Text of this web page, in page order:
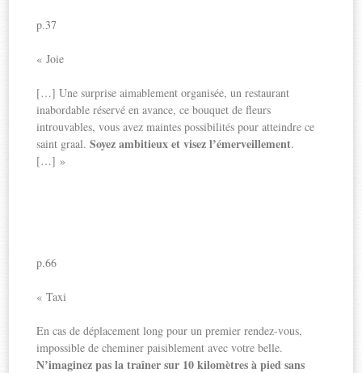
p.37
« Joie
[…] Une surprise aimablement organisée, un restaurant
inabordable réservé en avance, ce bouquet de fleurs
introuvables, vous avez maintes possibilités pour atteindre ce
saint graal.Soyez ambitieux et visez l’émerveillement.
[…] »
p.66
« Taxi
En cas de déplacement long pour un premier rendez-vous,
impossible de cheminer paisiblement avec votre belle.
N’imaginez pas la traîner sur 10 kilomètres à pied sans